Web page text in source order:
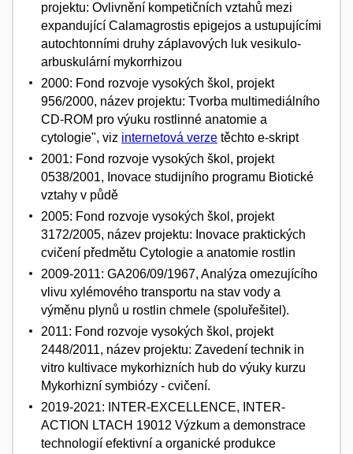
projektu: Ovlivnění kompetičních vztahů mezi
expandující Calamagrostis epigejos a ustupujícími
autochtonními druhy záplavových luk vesikulo-
arbuskulární mykorrhizou
2000: Fond rozvoje vysokých škol, projekt
956/2000, název projektu: Tvorba multimediálního
CD-ROM pro výuku rostlinné anatomie a
cytologie", viz internetová verze těchto e-skript
2001: Fond rozvoje vysokých škol, projekt
0538/2001, Inovace studijního programu Biotické
vztahy v půdě
2005: Fond rozvoje vysokých škol, projekt
3172/2005, název projektu: Inovace praktických
cvičení předmětu Cytologie a anatomie rostlin
2009-2011: GA206/09/1967, Analýza omezujícího
vlivu xylémového transportu na stav vody a
výměnu plynů u rostlin chmele (spoluřešitel).
2011: Fond rozvoje vysokých škol, projekt
2448/2011, název projektu: Zavedení technik in
vitro kultivace mykorhizních hub do výuky kurzu
Mykorhizní symbiózy - cvičení.
2019-2021: INTER-EXCELLENCE, INTER-
ACTION LTACH 19012 Výzkum a demonstrace
technologií efektivní a organické produkce